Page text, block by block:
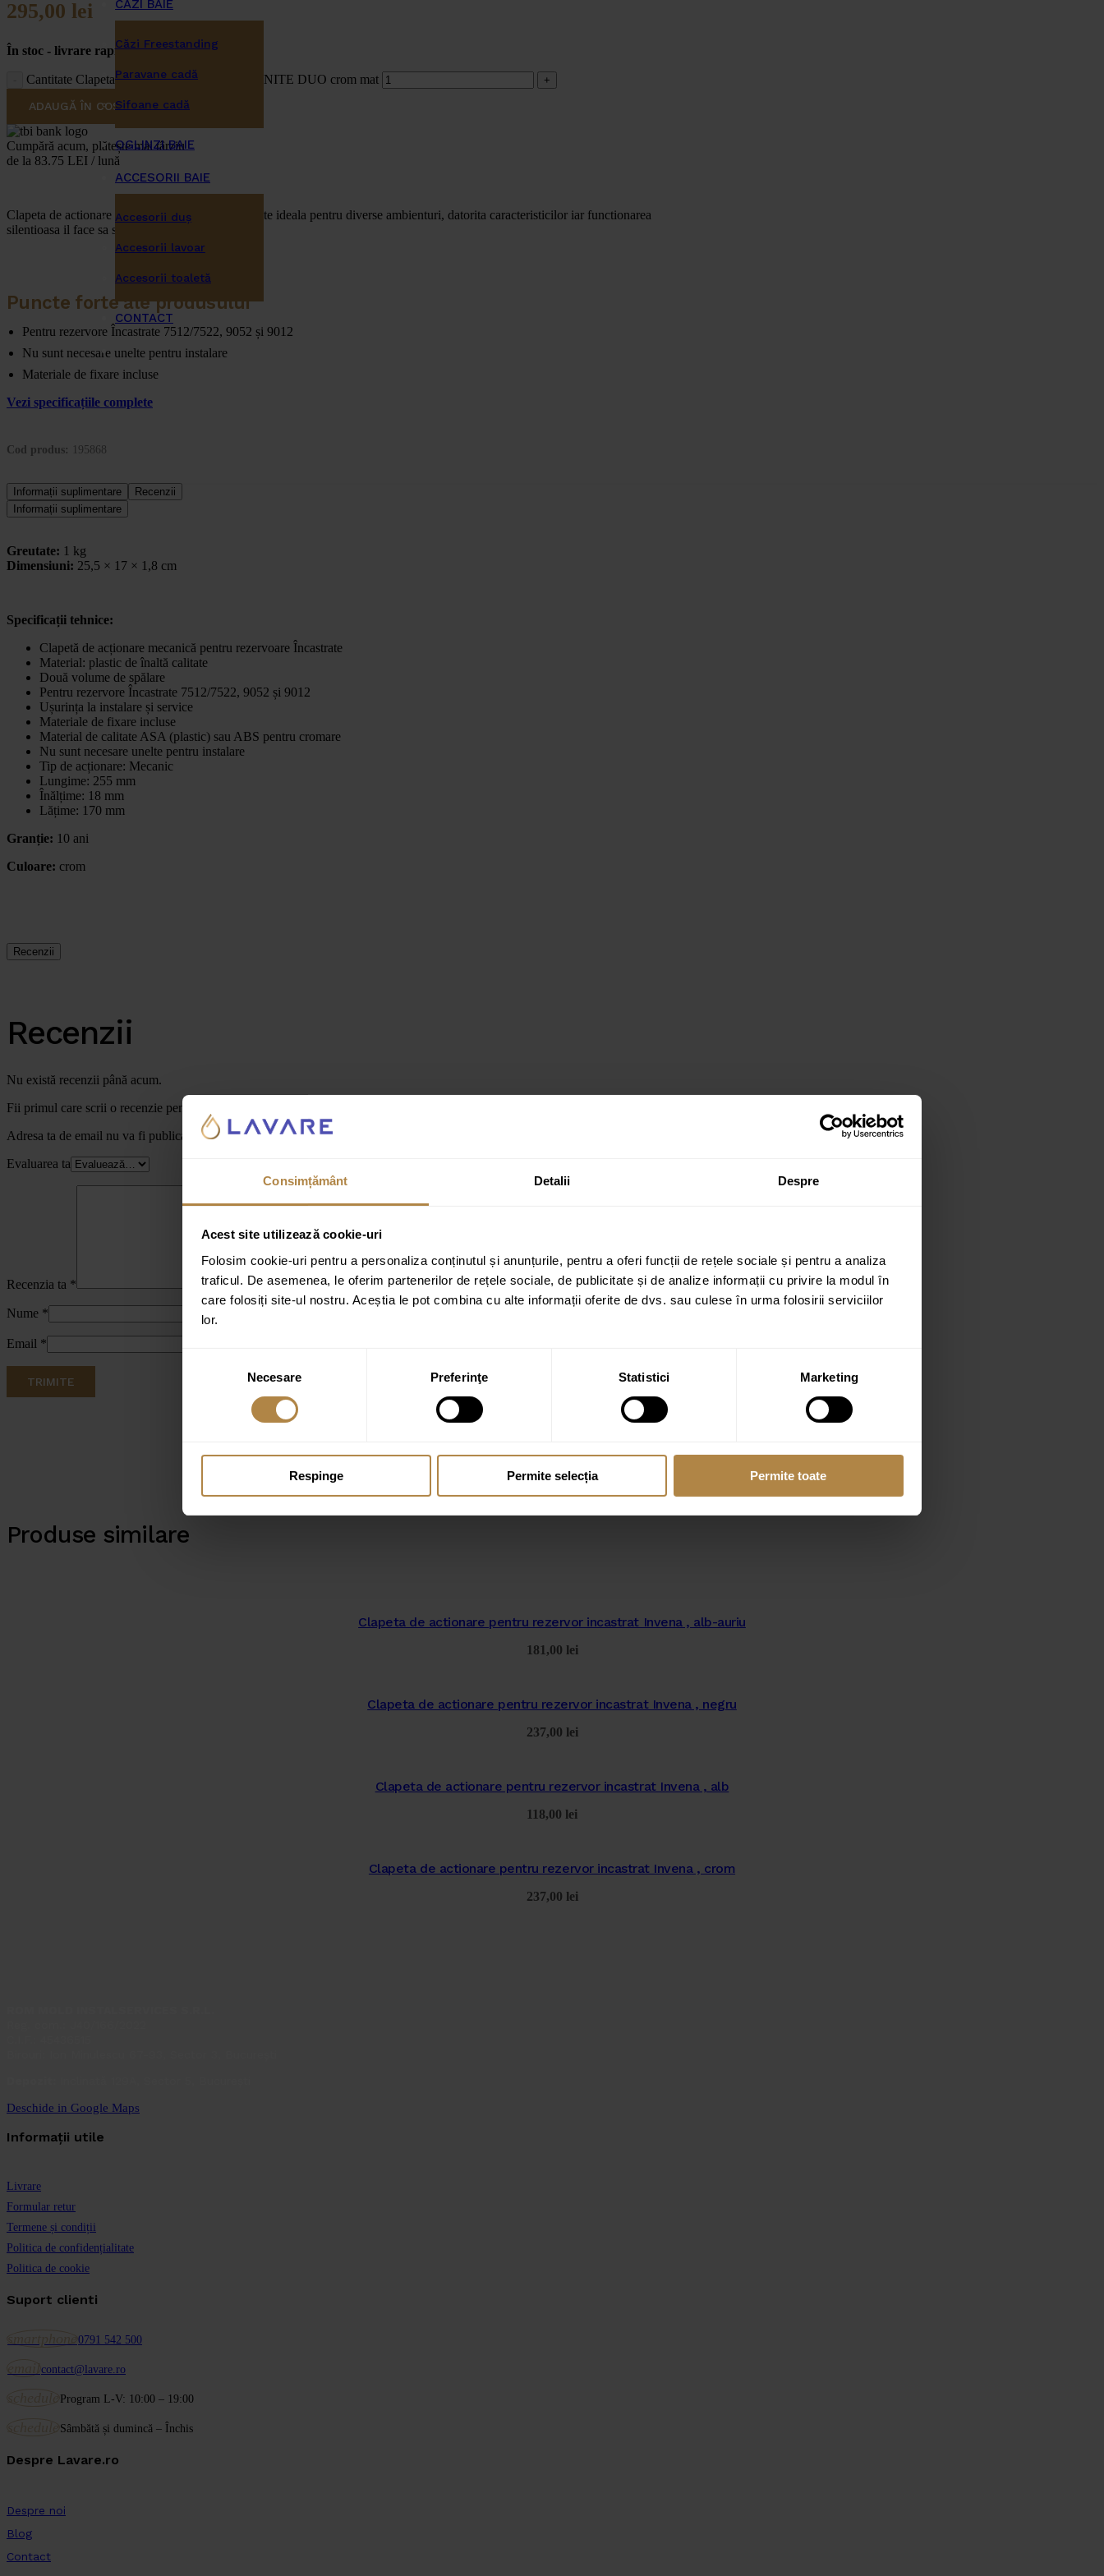
Consimțământ Detalii Despre
Acest site utilizează cookie-uri
Folosim cookie-uri pentru a personaliza conținutul și anunțurile, pentru a oferi funcții de rețele sociale și pentru a analiza
traficul. De asemenea, le oferim partenerilor de rețele sociale, de publicitate și de analize informații cu privire la modul în
care folosiți site-ul nostru. Aceștia le pot combina cu alte informații oferite de dvs. sau culese în urma folosirii serviciilor
lor.
Selecția
consimțământului
Necesare Preferinţe Statistici Marketing
Respinge Permite selecția Permite toate
CĂZI BAIE
Căzi Freestanding
Paravane cadă
Sifoane cadă
OGLINZI BAIE
ACCESORII BAIE
Accesorii duş
Accesorii lavoar
Accesorii toaletă
CONTACT
295,00 lei
În stoc - livrare rapida in 24-48 de ore
Cantitate Clapeta rezervor incastrat Liv SELENITE DUO crom mat
ADAUGĂ ÎN COȘ
Cumpără acum, plătește mai târziu
de la 83.75 LEI / lună
Clapeta de actionare rezervor wcSelenite Duo
este ideala pentru diverse ambienturi, datorita caracteristicilor iar functionarea
silentioasa il face sa se integreze perfect.
Puncte forte ale produsului
Pentru rezervore Încastrate 7512/7522, 9052 și 9012
Nu sunt necesare unelte pentru instalare
Materiale de fixare incluse
Vezi specificațiile complete
Cod produs: 195868
Informații suplimentare
Recenzii
Informații suplimentare
Greutate: 1 kg
Dimensiuni: 25,5 × 17 × 1,8 cm
Specificații tehnice:
Clapetă de acționare mecanică pentru rezervoare Încastrate
Material: plastic de înaltă calitate
Două volume de spălare
Pentru rezervore Încastrate 7512/7522, 9052 și 9012
Ușurința la instalare și service
Materiale de fixare incluse
Material de calitate ASA (plastic) sau ABS pentru cromare
Nu sunt necesare unelte pentru instalare
Tip de acționare: Mecanic
Lungime: 255 mm
Înălțime: 18 mm
Lățime: 170 mm
Granție: 10 ani
Culoare: crom
Recenzii
Recenzii
Nu există recenzii până acum.
Fii primul care scrii o recenzie pentru „Clapeta rezervor incastrat Liv SELENITE DUO crom mat”
Adresa ta de email nu va fi publicată.
Câmpurile obligatorii sunt marcate cu
Evaluarea ta
Recenzia ta *
Nume *
Email *
Produse similare
Clapeta de actionare pentru rezervor incastrat Invena , alb-auriu
181,00 lei
Clapeta de actionare pentru rezervor incastrat Invena , negru
237,00 lei
Clapeta de actionare pentru rezervor incastrat Invena , alb
118,00 lei
Clapeta de actionare pentru rezervor incastrat Invena , crom
237,00 lei
Deschide in Google Maps
Informații utile
Livrare
Formular retur
Termene și condiții
Politica de confidențialitate
Politica de cookie
Suport clienti
0791 542 500
contact@lavare.ro
Program L-V: 10:00 – 19:00
Sâmbătă și dumincă – Închis
Despre Lavare.ro
Despre noi
Blog
Contact